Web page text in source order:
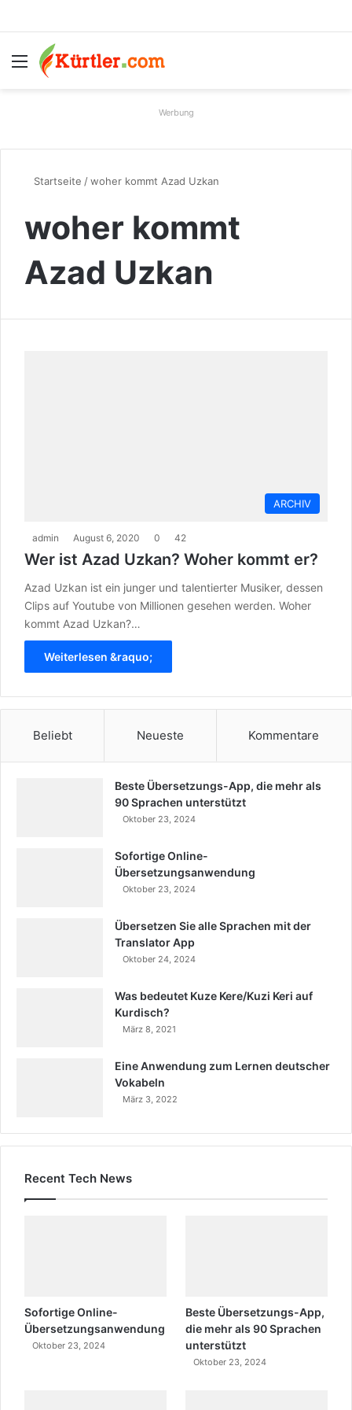
Menü
Werbung
Startseite /woher kommt Azad Uzkan
woher kommt
Azad Uzkan
ARCHIV
admin August 6, 2020 0 42
Wer ist Azad Uzkan? Woher kommt er?
Azad Uzkan ist ein junger und talentierter Musiker, dessen
Clips auf Youtube von Millionen gesehen werden. Woher
kommt Azad Uzkan?…
Weiterlesen &raquo;
Beliebt Neueste Kommentare
Beste Übersetzungs-App, die mehr als
90 Sprachen unterstützt
Oktober 23, 2024
Sofortige Online-
Übersetzungsanwendung
Oktober 23, 2024
Übersetzen Sie alle Sprachen mit der
Translator App
Oktober 24, 2024
Was bedeutet Kuze Kere/Kuzi Keri auf
Kurdisch?
März 8, 2021
Eine Anwendung zum Lernen deutscher
Vokabeln
März 3, 2022
Recent Tech News
Sofortige Online-
Übersetzungsanwendung
Oktober 23, 2024
Beste Übersetzungs-App,
die mehr als 90 Sprachen
unterstützt
Oktober 23, 2024